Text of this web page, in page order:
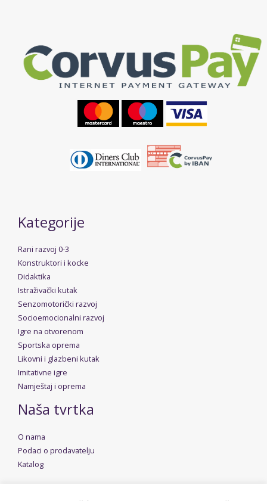
Kategorije
Rani razvoj 0-3
Konstruktori i kocke
Didaktika
Istraživački kutak
Senzomotorički razvoj
Socioemocionalni razvoj
Igre na otvorenom
Sportska oprema
Likovni i glazbeni kutak
Imitativne igre
Namještaj i oprema
Naša tvrtka
O nama
Podaci o prodavatelju
Katalog